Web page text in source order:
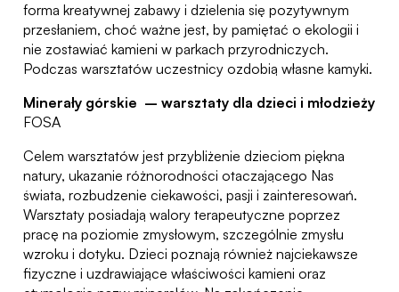
forma kreatywnej zabawy i dzielenia się pozytywnym
przesłaniem, choć ważne jest, by pamiętać o ekologii i
nie zostawiać kamieni w parkach przyrodniczych.
Podczas warsztatów uczestnicy ozdobią własne kamyki.
Minerały górskie – warsztaty dla dzieci i młodzieży
FOSA
Celem warsztatów jest przybliżenie dzieciom piękna
natury, ukazanie różnorodności otaczającego Nas
świata, rozbudzenie ciekawości, pasji i zainteresowań.
Warsztaty posiadają walory terapeutyczne poprzez
pracę na poziomie zmysłowym, szczególnie zmysłu
wzroku i dotyku. Dzieci poznają również najciekawsze
fizyczne i uzdrawiające właściwości kamieni oraz